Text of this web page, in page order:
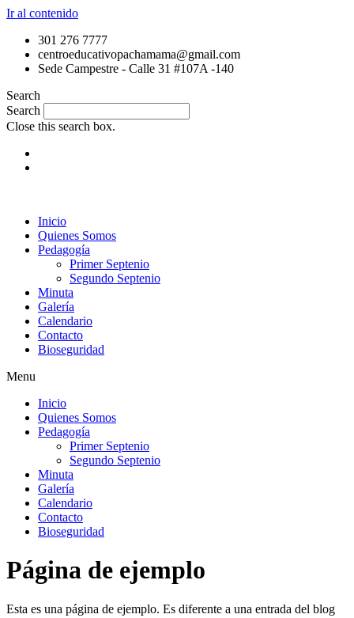
Ir al contenido
301 276 7777
centroeducativopachamama@gmail.com
Sede Campestre - Calle 31 #107A -140
Search
Search
Close this search box.
Inicio
Quienes Somos
Pedagogía
Primer Septenio
Segundo Septenio
Minuta
Galería
Calendario
Contacto
Bioseguridad
Menu
Inicio
Quienes Somos
Pedagogía
Primer Septenio
Segundo Septenio
Minuta
Galería
Calendario
Contacto
Bioseguridad
Página de ejemplo
Esta es una página de ejemplo. Es diferente a una entrada del blog